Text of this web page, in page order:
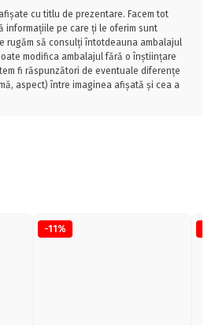
cu titlu de prezentare. Facem tot
informațiile pe care ți le oferim sunt
rugăm să consulți întotdeauna ambalajul
modifica ambalajul fără o înștiințare
fi răspunzători de eventuale diferențe
aspect) între imaginea afișată și cea a
-11%